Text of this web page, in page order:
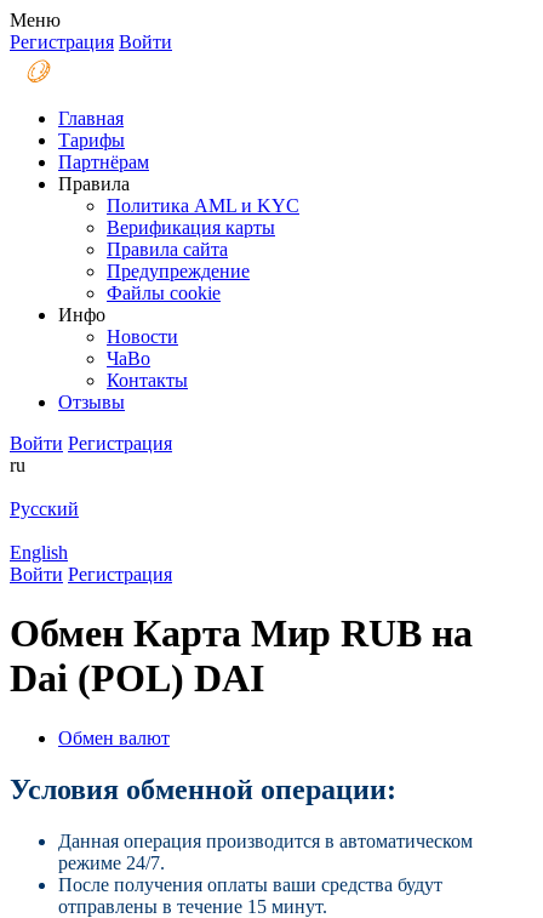
Меню
Регистрация Войти
Главная
Тарифы
Партнёрам
Правила
Политика AML и KYC
Верификация карты
Правила сайта
Предупреждение
Файлы coоkie
Инфо
Новости
ЧаВо
Контакты
Отзывы
Войти Регистрация
ru
Русский
English
Войти Регистрация
Обмен Карта Мир RUB на
Dai (POL) DAI
Обмен валют
Условия обменной операции:
Данная операция производится в автоматическом
режиме 24/7.
После получения оплаты ваши средства будут
отправлены в течение 15 минут.